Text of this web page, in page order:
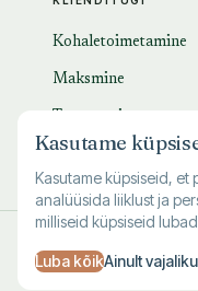
Kohaletoimetamine
Maksmine
KKK
Kasutustingimused·
Kasutame
Kasutame küpsiseid, et
analüüsida liiklust ja
milliseid küpsiseid
Luba kõikAinult